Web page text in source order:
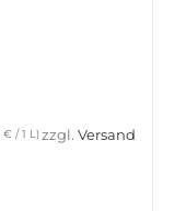
€ / 1 L)zzgl. Versand